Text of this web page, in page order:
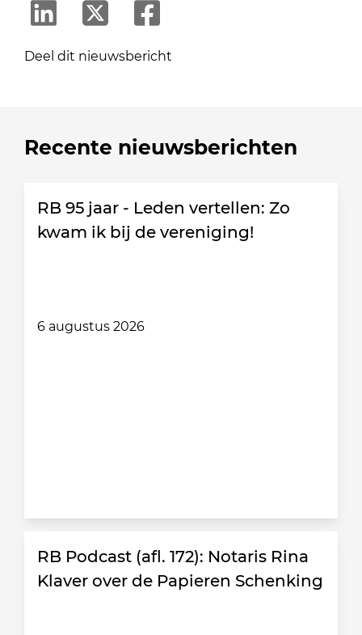
Deel dit nieuwsbericht
Recente nieuwsberichten
RB 95 jaar - Leden vertellen: Zo
kwam ik bij de vereniging!
6 augustus 2026
RB Podcast (afl. 172): Notaris Rina
Klaver over de Papieren Schenking